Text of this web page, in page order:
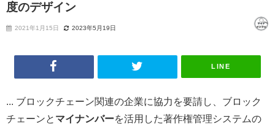
度のデザイン
2021年1月15日 2023年5月19日
LINE
... ブロックチェーン関連の企業に協力を要請し、ブロック
チェーンと マイナンバーを活用した著作権管理システムの